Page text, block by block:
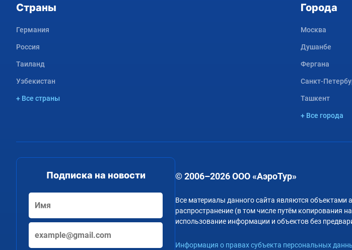
Страны
Германия
Россия
Таиланд
Узбекистан
+ Все страны
Города
Москва
Душанбе
Фергана
Санкт-
Ташкент
+ Все города
Подписка на новости © 2006–2026 ООО «АэроТур»
Все материалы данного сайта являются объектами
распространение (в том числе путём копирования
использование информации и объектов без
Информация о правах субъекта персональных